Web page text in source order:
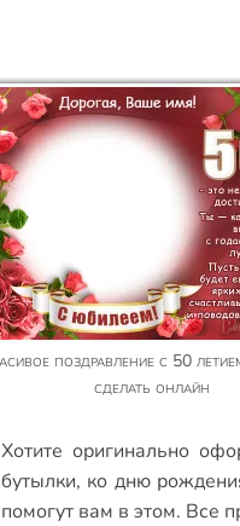
сделать онлайн
Хотите оригинально
бутылки, ко дню
помогут вам в этом. Все